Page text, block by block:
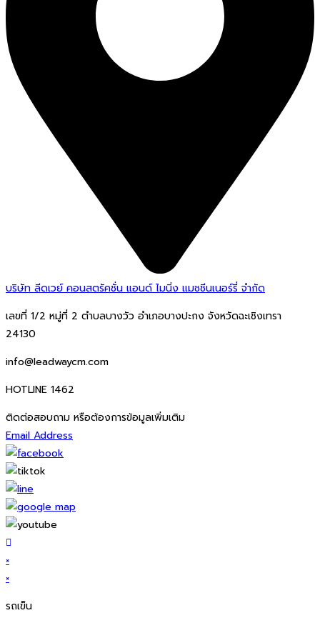
บริษัท ลีดเวย์ คอนสตรัคชั่น แอนด์ ไมนิ่ง แมชชีนเนอร์รี่ จำกัด
เลขที่ 1/2 หมู่ที่ 2 ตำบลบางวัว อำเภอบางปะกง จังหวัดฉะเชิงเทรา
24130
info@leadwaycm.com
HOTLINE 1462
ติดต่อสอบถาม หรือต้องการข้อมูลเพิ่มเติม
Email Address
×
×
รถเข็น